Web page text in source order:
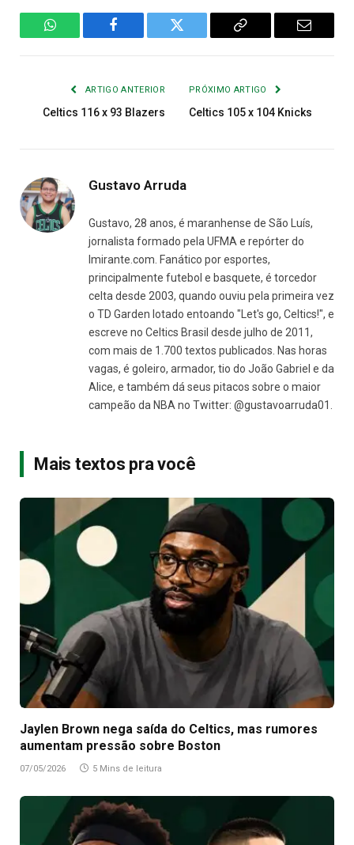
WhatsAppFacebook Twitter
Copiar
E-
ARTIGO ANTERIOR
Celtics 116 x 93 Blazers
PRÓXIMO ARTIGO
Celtics 105 x 104 Knicks
Gustavo Arruda
Gustavo, 28 anos, é maranhense de São Luís,
jornalista formado pela UFMA e repórter do
Imirante.com. Fanático por esportes,
principalmente futebol e basquete, é torcedor
celta desde 2003, quando ouviu pela primeira vez
o TD Garden lotado entoando "Let's go, Celtics!", e
escreve no Celtics Brasil desde julho de 2011,
com mais de 1.700 textos publicados. Nas horas
vagas, é goleiro, armador, tio do João Gabriel e da
Alice, e também dá seus pitacos sobre o maior
campeão da NBA no Twitter: @gustavoarruda01.
Mais textos pra você
Jaylen Brown nega saída do Celtics, mas rumores
aumentam pressão sobre Boston
07/05/2026 5 Mins de leitura